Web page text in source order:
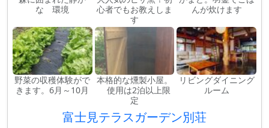
な 環境
心者でもお教えしま
す
んが炊けます
野菜の収穫体験がで
きます。6月～10月
本格的な燻製小屋。
使用は2泊以上限
定
リビングダイニング
ルーム
富士見テラスガーデン別荘